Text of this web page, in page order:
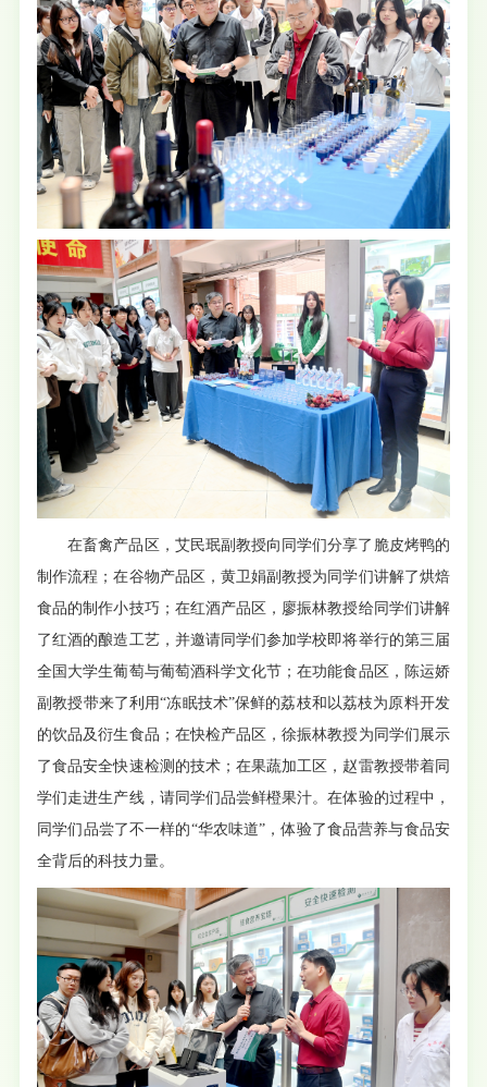
在畜禽产品区，艾民珉副教授向同学们分享了脆皮烤鸭的
制作流程；在谷物产品区，黄卫娟副教授为同学们讲解了烘焙
食品的制作小技巧；在红酒产品区，廖振林教授给同学们讲解
了红酒的酿造工艺，并邀请同学们参加学校即将举行的第三届
全国大学生葡萄与葡萄酒科学文化节；在功能食品区，陈运娇
副教授带来了利用“冻眠技术”保鲜的荔枝和以荔枝为原料开发
的饮品及衍生食品；在快检产品区，徐振林教授为同学们展示
了食品安全快速检测的技术；在果蔬加工区，赵雷教授带着同
学们走进生产线，请同学们品尝鲜橙果汁。在体验的过程中，
同学们品尝了不一样的“华农味道”，体验了食品营养与食品安
全背后的科技力量。